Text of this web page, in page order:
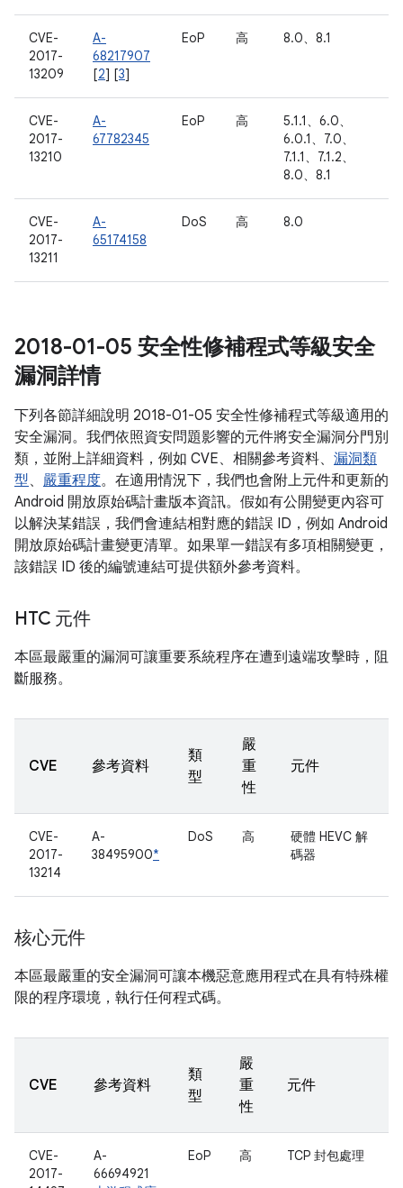
CVE-
2017-
13209
A-
68217907
[2] [3]
EoP 高 8.0、8.1
CVE-
2017-
13210
A-
67782345
EoP 高
5.1.1、6.0、
6.0.1、7.0、
7.1.1、7.1.2、
8.0、8.1
CVE-
2017-
13211
A-
65174158
DoS 高 8.0
2018-01-05 安全性修補程式等級安全
漏洞詳情
下列各節詳細說明 2018-01-05 安全性修補程式等級適用的
安全漏洞。我們依照資安問題影響的元件將安全漏洞分門別
類，並附上詳細資料，例如 CVE、相關參考資料、 漏洞類
型、 嚴重程度。在適用情況下，我們也會附上元件和更新的
Android 開放原始碼計畫版本資訊。假如有公開變更內容可
以解決某錯誤，我們會連結相對應的錯誤 ID，例如 Android
開放原始碼計畫變更清單。如果單一錯誤有多項相關變更，
該錯誤 ID 後的編號連結可提供額外參考資料。
HTC 元件
本區最嚴重的漏洞可讓重要系統程序在遭到遠端攻擊時，阻
斷服務。
CVE 參考資料
類
型
嚴
重
性
元件
CVE-
2017-
13214
A-
38495900*
DoS 高
硬體 HEVC 解
碼器
核心元件
本區最嚴重的安全漏洞可讓本機惡意應用程式在具有特殊權
限的程序環境，執行任何程式碼。
CVE 參考資料
類
型
嚴
重
性
元件
CVE-
2017-
A-
66694921
EoP 高 TCP 封包處理